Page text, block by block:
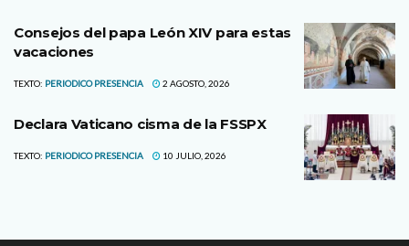
Consejos del papa León XIV para estas
vacaciones
TEXTO: PERIODICO PRESENCIA 2 AGOSTO, 2026
Declara Vaticano cisma de la FSSPX
TEXTO: PERIODICO PRESENCIA 10 JULIO, 2026